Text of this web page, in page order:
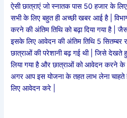
ऐसी छात्राएं जो स्नातक पास 50 हजार के
सभी के लिए बहुत ही अच्छी खबर आई है |
करने की अंतिम तिथि को बढ़ा दिया गया है |
इसके लिए आवेदन की अंतिम तिथि 5
छात्राओं की परेशानी बढ़ गई थी | जिसे
लिया गया है और छात्राओं को आवेदन करने के
अगर आप इस योजना के तहत लाभ लेना
लिए आवेदन करे |